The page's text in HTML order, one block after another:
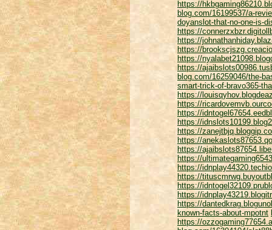
https://
blog.com/16199537/a-
doyanslot-that-no-one-is-
https://
https://
https://
https://
https://
blog.com/16259046/the-
smart-trick-of-bravo365-
https://
https://
https://
https://
https://
https://
https://
https://
https://
https://
https://
https://
https://
known-facts-about-mpotnt
https://